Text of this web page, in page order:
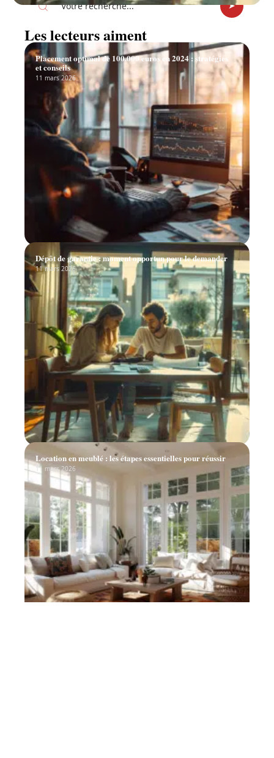
Les lecteurs aiment
Placement optimal de 100.000 euros en 2024 : stratégies
et conseils
11 mars 2026
Dépôt de garantie : moment opportun pour le demander
11 mars 2026
Location en meublé : les étapes essentielles pour réussir
11 mars 2026